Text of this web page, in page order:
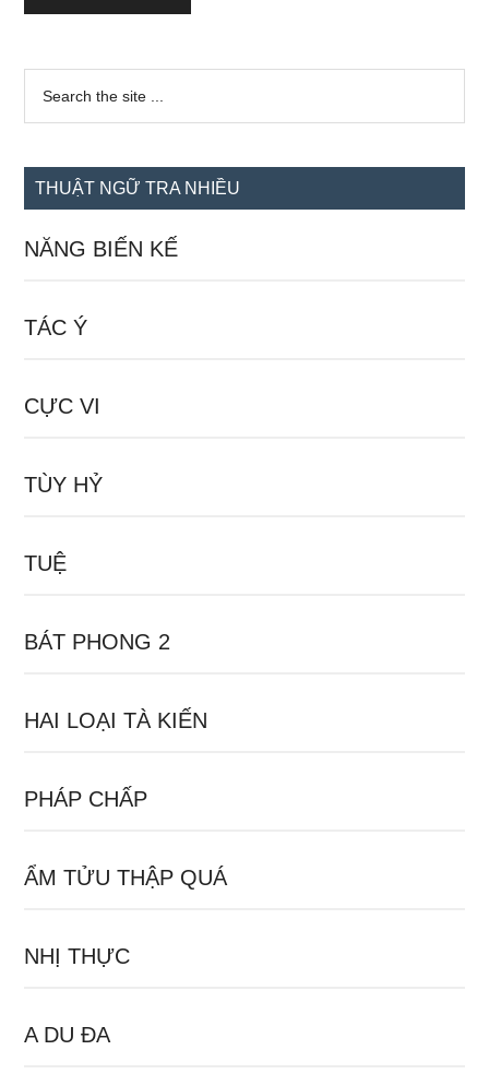
Sidebar
chính
...
THUẬT NGỮ TRA NHIỀU
NĂNG BIẾN KẾ
TÁC Ý
CỰC VI
TÙY HỶ
TUỆ
BÁT PHONG 2
HAI LOẠI TÀ KIẾN
PHÁP CHẤP
ẨM TỬU THẬP QUÁ
NHỊ THỰC
A DU ĐA